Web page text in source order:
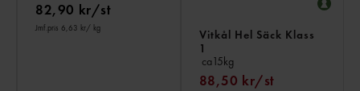
82,90 kr/st
Jmf.pris 6,63 kr/ kg
Vitkål Hel Säck Klass
1
ca15kg
88,50 kr/st